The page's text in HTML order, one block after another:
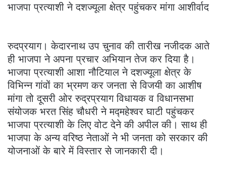
भाजपा प्रत्याशी ने दशज्यूला क्षेत्र पहुंचकर मांगा आशीर्वाद
रुदप्रयाग। केदारनाथ उप चुनाव की तारीख नजीदक आते
ही भाजपा ने अपना प्रचार अभियान तेज कर दिया है।
भाजपा प्रत्याशी आशा नौटियाल ने दशज्यूला क्षेत्र के
विभिन्न गांवों का भ्रमण कर जनता से विजयी का आशीष
मांगा तो दूसरी ओर रुद्रप्रयाग विधायक व विधानसभा
संयोजक भरत सिंह चौधरी ने मद्महेश्वर घाटी पहुंचकर
भाजपा प्रत्याशी के लिए वोट देने की अपील की। साथ ही
भाजपा के अन्य वरिष्ठ नेताओं ने भी जनता को सरकार की
योजनाओं के बारे में विस्तार से जानकारी दी।